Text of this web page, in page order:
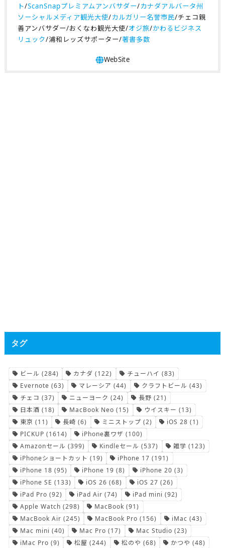
ト/ScanSnapプレミアムアンバサダー/カナダアルバータ州
ソーシャルメディア観光大使/カルガリー名誉市民/チェコ親
善アンバサダー/おくなわ観光大使/オジ旅/かわるビジネス
リュック/浦和レッズサポーター/著書多数
タグ
ビール (284) カナダ (122) チューハイ (83)
Evernote (63) マレーシア (44) クラフトビール (43)
チェコ (37) ニューヨーク (24) 長野 (21)
日本酒 (18) MacBook Neo (15) ウイスキー (13)
東京 (11) 長崎 (6) ミニストップ (2) iOS 28 (1)
PICKUP (1614) iPhone裏ワザ (100)
Amazonセール (399) Kindleセール (537) 雑学 (123)
iPhoneショートカット (19) iPhone 17 (191)
iPhone 18 (95) iPhone 19 (8) iPhone 20 (3)
iPhone SE (133) iOS 26 (68) iOS 27 (26)
iPad Pro (92) iPad Air (74) iPad mini (92)
Apple Watch (298) MacBook (91)
MacBook Air (245) MacBook Pro (156) iMac (43)
Mac mini (40) Mac Pro (17) Mac Studio (23)
iMac Pro (9) 松屋 (244) 松のや (68) かつや (48)